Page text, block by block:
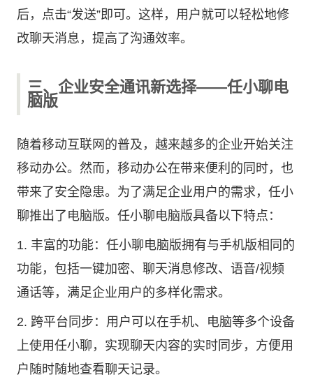
后，点击“发送”即可。这样，用户就可以轻松地修
改聊天消息，提高了沟通效率。
三、企业安全通讯新选择——任小聊电
脑版
随着移动互联网的普及，越来越多的企业开始关注
移动办公。然而，移动办公在带来便利的同时，也
带来了安全隐患。为了满足企业用户的需求，任小
聊推出了电脑版。任小聊电脑版具备以下特点：
1. 丰富的功能：任小聊电脑版拥有与手机版相同的
功能，包括一键加密、聊天消息修改、语音/视频
通话等，满足企业用户的多样化需求。
2. 跨平台同步：用户可以在手机、电脑等多个设备
上使用任小聊，实现聊天内容的实时同步，方便用
户随时随地查看聊天记录。